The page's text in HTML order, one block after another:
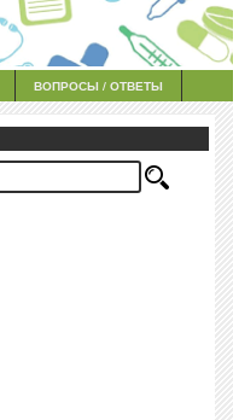
ВОПРОСЫ / ОТВЕТЫ